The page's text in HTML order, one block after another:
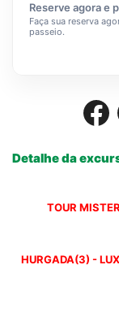
Detalhe da
TOUR
HURGADA(3) -
Reserve agora e
Faça sua reserva
passeio.